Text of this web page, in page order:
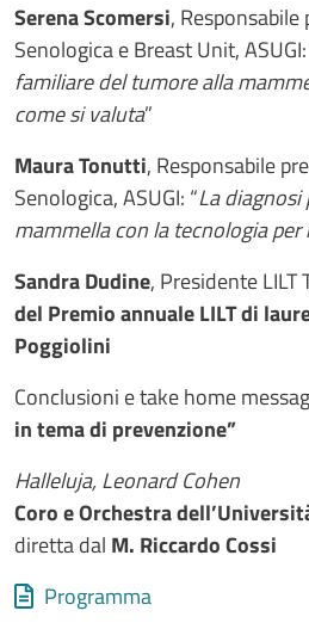
Serena Scomersi, Responsabile
Senologica e Breast Unit, ASUGI:
familiare del tumore alla
come si valuta”
Maura Tonutti, Responsabile
Senologica, ASUGI: “La
mammella con la tecnologia
Sandra Dudine, Presidente LILT
del Premio annuale LILT di
Poggiolini
Conclusioni e take home
in tema di prevenzione”
Halleluja, Leonard Cohen
Coro e Orchestra
diretta dal M. Riccardo Cossi
Allegati
Document
Programma